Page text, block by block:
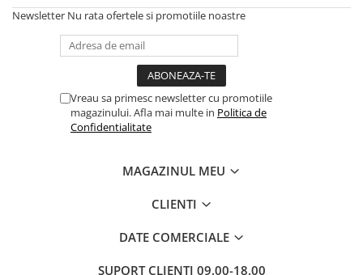
Literatura Romana
Literatura Universala
Carte Prescolara, Joc
Carti cartonate
Newsletter Nu rata ofertele si promotiile noastre
Vreau sa primesc newsletter cu promotiile
magazinului. Afla mai multe in Politica de
Confidentialitate
MAGAZINUL MEU
CLIENTI
DATE COMERCIALE
SUPORT CLIENTI 09.00-18.00